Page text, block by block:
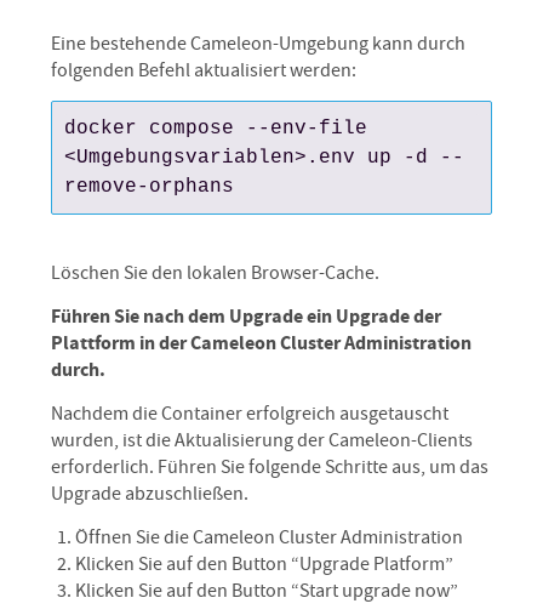
Eine bestehende Cameleon-Umgebung kann durch
folgenden Befehl aktualisiert werden:
docker compose --env-file
<Umgebungsvariablen>.env up -d --
remove-orphans
Löschen Sie den lokalen Browser-Cache.
Führen Sie nach dem Upgrade ein Upgrade der
Plattform in der Cameleon Cluster Administration
durch.
Nachdem die Container erfolgreich ausgetauscht
wurden, ist die Aktualisierung der Cameleon-Clients
erforderlich. Führen Sie folgende Schritte aus, um das
Upgrade abzuschließen.
Öffnen Sie die Cameleon Cluster Administration
Klicken Sie auf den Button “Upgrade Platform”
Klicken Sie auf den Button “Start upgrade now”